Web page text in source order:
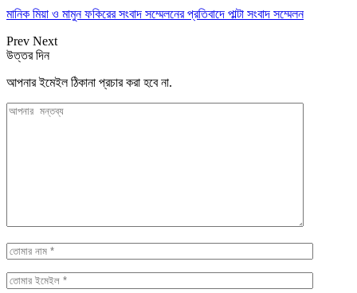
মানিক মিয়া ও মামুন ফকিরের সংবাদ সম্মেলনের প্রতিবাদে পাল্টা সংবাদ সম্মেলন
Prev Next
উত্তর দিন
আপনার ইমেইল ঠিকানা প্রচার করা হবে না.